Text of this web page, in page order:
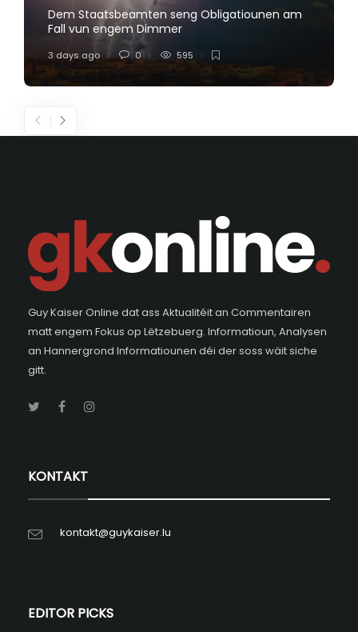
Dem Staatsbeamten seng Obligatiounen am
Fall vun engem Dimmer
3 days ago 0 595
Guy Kaiser Online dat ass Aktualitéit an Commentairen
matt engem Fokus op Lëtzebuerg. Informatioun, Analysen
an Hannergrond Informatiounen déi der soss wäit siche
gitt.
KONTAKT
kontakt@guykaiser.lu
EDITOR PICKS